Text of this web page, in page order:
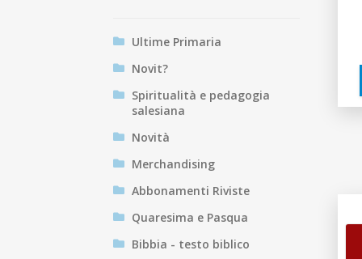
Ultime Primaria
Novit?
Spiritualità e pedagogia
salesiana
Novità
Merchandising
Abbonamenti Riviste
Quaresima e Pasqua
Bibbia - testo biblico